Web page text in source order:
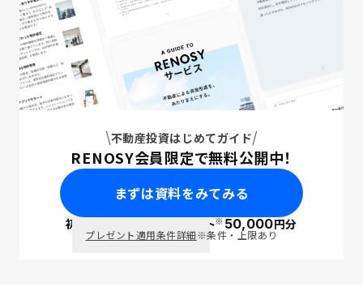
不動産投資はじめてガイド
RENOSY会員限定で無料公開中！
まずは資料をみてみる
初回面談で ポイント※50,000円分
プレゼント適用条件詳細※条件・上限あり